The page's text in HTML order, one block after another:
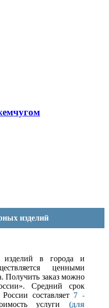
изделий
изделий в города и
ценными
Получить заказ можно
Средний срок
составляет 7 -
услуги(для